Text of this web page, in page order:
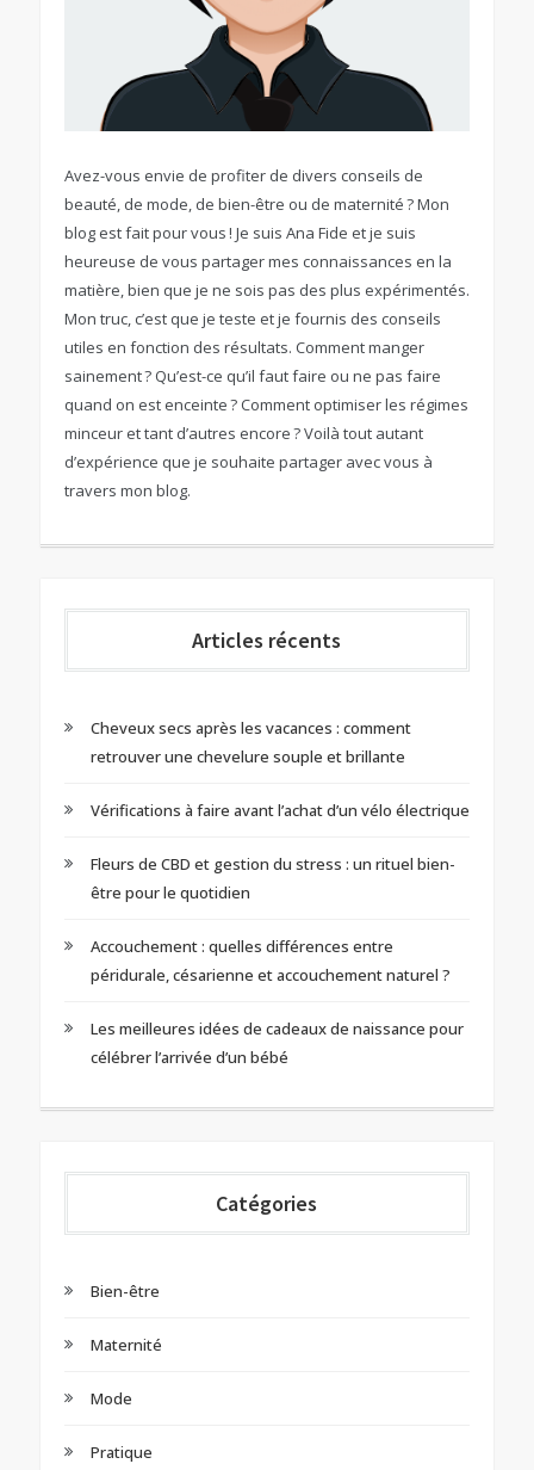
Avez-vous envie de profiter de divers conseils de
beauté, de mode, de bien-être ou de maternité ? Mon
blog est fait pour vous ! Je suis Ana Fide et je suis
heureuse de vous partager mes connaissances en la
matière, bien que je ne sois pas des plus expérimentés.
Mon truc, c’est que je teste et je fournis des conseils
utiles en fonction des résultats. Comment manger
sainement ? Qu’est-ce qu’il faut faire ou ne pas faire
quand on est enceinte ? Comment optimiser les régimes
minceur et tant d’autres encore ? Voilà tout autant
d’expérience que je souhaite partager avec vous à
travers mon blog.
Articles récents
Cheveux secs après les vacances : comment
retrouver une chevelure souple et brillante
Vérifications à faire avant l’achat d’un vélo électrique
Fleurs de CBD et gestion du stress : un rituel bien-
être pour le quotidien
Accouchement : quelles différences entre
péridurale, césarienne et accouchement naturel ?
Les meilleures idées de cadeaux de naissance pour
célébrer l’arrivée d’un bébé
Catégories
Bien-être
Maternité
Mode
Pratique